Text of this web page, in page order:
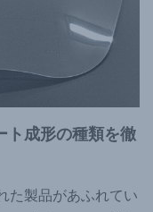
ト成形の種類を徹
た製品があふれてい